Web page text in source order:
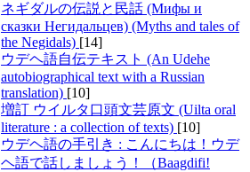
ネギダルの伝説と民話 (Мифы и
сказки Негидальцев) (Myths and tales of
the Negidals) [14]
ウデヘ語自伝テキスト (An Udehe
autobiographical text with a Russian
translation) [10]
増訂 ウイルタ口頭文芸原文 (Uilta oral
literature : a collection of texts) [10]
ウデヘ語の手引き : こんにちは！ウデ
ヘ語で話しましょう！（Baagdifi!